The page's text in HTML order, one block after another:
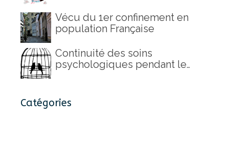
Vécu du 1er confinement en
population Française
Continuité des soins
psychologiques pendant le
Catégories